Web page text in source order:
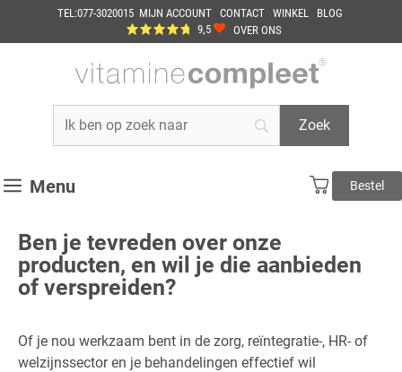
TEL:077-3020015 MIJN ACCOUNT CONTACT WINKEL
BLOG
9,5
OVER ONS
Menu Bestel
Ben je tevreden over onze
producten, en wil je die aanbieden
of verspreiden?
Of je nou werkzaam bent in de zorg, reïntegratie-, HR- of
welzijnssector en je behandelingen effectief wil